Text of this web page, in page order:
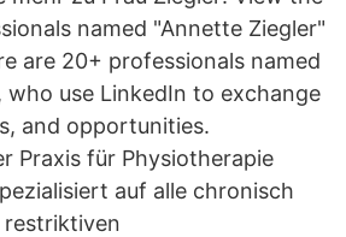
named "Annette Ziegler"
are 20+ professionals named
who use LinkedIn to exchange
and opportunities.
Praxis für Physiotherapie
auf alle chronisch